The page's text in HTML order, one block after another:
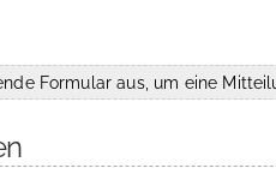
Formular aus, um eine